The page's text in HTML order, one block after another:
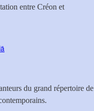
entre Créon et
du grand répertoire de